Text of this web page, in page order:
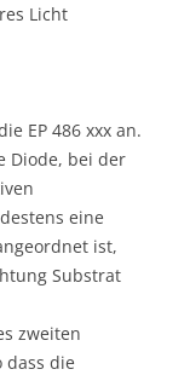
Licht
EP 486 xxx an.
Diode, bei der
eine
ist,
Substrat
zweiten
dass die